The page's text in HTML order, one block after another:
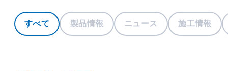
すべて 製品情報 ニュース 施工情報